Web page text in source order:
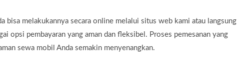
bisa melakukannya secara online melalui situs web kami atau langsung
opsi pembayaran yang aman dan fleksibel. Proses pemesanan yang
sewa mobil Anda semakin menyenangkan.